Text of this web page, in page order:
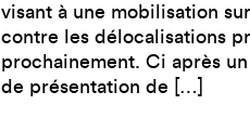
visant à une mobilisation
contre les délocalisations
prochainement. Ci après
de présentation de […]